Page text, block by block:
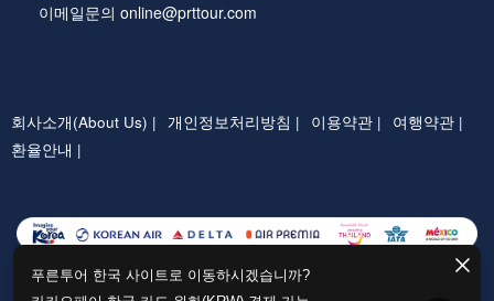
푸른투어 한국 사이트로 이동하시겠습니까?
이메일문의 online@prttour.com
회사소개(About Us) | 개인정보처리방침 | 이용약관 |
여행약관 |
환율안내 |